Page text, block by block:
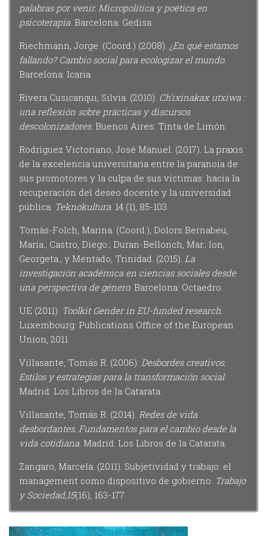
palabras por venir. Micropolítica y poética en
psicoterapia . Barcelona: Gedisa.
Riechmann, Jorge. (Coord.) (2008). ¿En qué estamos
fallando? Cambio social para ecologizar el mundo.
Barcelona: Icaria.
Rivera Cusicanqui, Silvia. (2010). Ch’ixinakax utxiwa :
una reflexión sobre prácticas y discursos
descolonizadores. Buenos Aires: Tinta de Limón.
Rodríguez Victoriano, José Manuel. (2017). La praxis
de la excelencia universitaria entre la paranoia de
sus promotores y la culpa de sus víctimas: hacia la
recuperación del deseo docente y la universidad
pública. Teknokultura . 14 (1), 85-103.
Tomàs-Folch, Marina. (Coord.); Dolors Bernabeu,
María.; Castro, Diego.; Duran-Bellonch, Mar.; Ion,
Georgeta., y Mentado, Trinidad. (2015). La
investigación académica en ciencias sociales desde
una perspectiva de género. Barcelona: Octaedro.
UE (2011). Toolkit Gender in EU-funded research
Luxembourg: Publications Office of the European
Union, 2011
Villasante, Tomás R. (2006). Desbordes creativos.
Estilos y estrategias para la transformación social.
Madrid: Los Libros de la Catarata.
Villasante, Tomás R. (2014). Redes de vida
desbordantes. Fundamentos para el cambio desde la
vida cotidiana . Madrid: Los Libros de la Catarata.
Zangaro, Marcela. (2011). Subjetividad y trabajo: el
management como dispositivo de gobierno. Trabajo
y Sociedad,15(16), 163-177